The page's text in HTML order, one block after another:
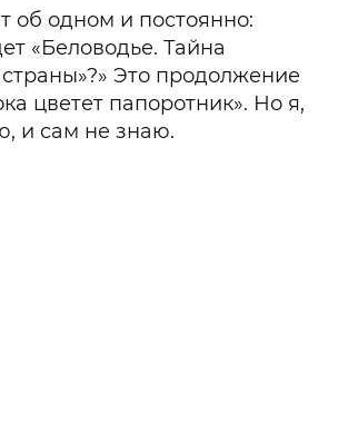
об одном и постоянно:
«Беловодье. Тайна
Это продолжение
цветет папоротник». Но я,
и сам не знаю.